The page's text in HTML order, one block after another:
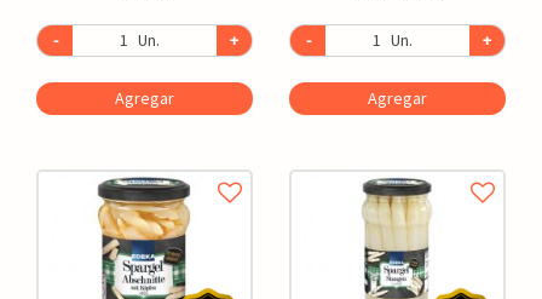
- Un. +
Agregar
- Un. +
Agregar